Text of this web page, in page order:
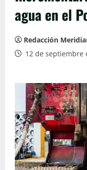
agua en el
Redacción
12 de septiembre